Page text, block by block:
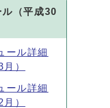
（平成30
ール詳細
）
ール詳細
）